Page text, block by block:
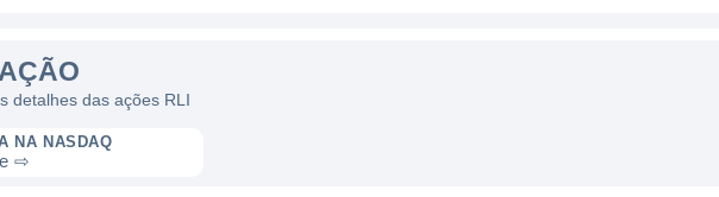
detalhes das ações RLI
NA NASDAQ
⇨